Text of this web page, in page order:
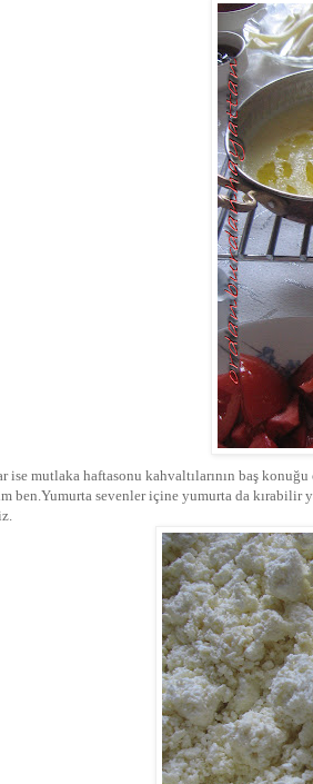
ise mutlaka haftasonu kahvaltılarının baş
ben.Yumurta sevenler içine yumurta da